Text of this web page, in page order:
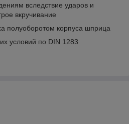
вследствие ударов и
вкручивание
полуоборотом корпуса шприца
условий по DIN 1283